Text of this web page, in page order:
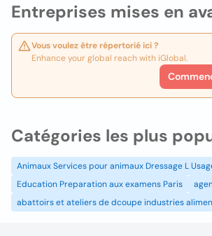
Entreprises mises en
Vous voulez être répertorié ici ?
Enhance your global reach with iGlobal.
Catégories les plus
Animaux Services pour animaux Dressage L
Education Preparation aux examens Paris
abattoirs et ateliers de dcoupe industries alimen